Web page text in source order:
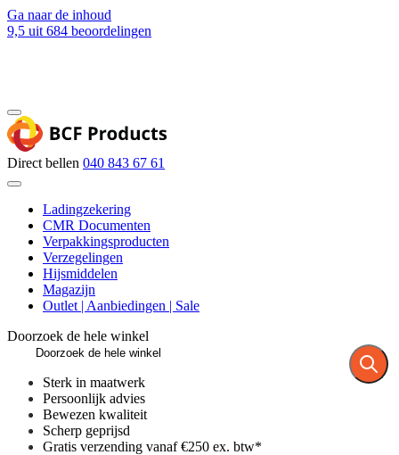
Ga naar de inhoud
9,5 uit 684 beoordelingen
Direct bellen 040 843 67 61
Ladingzekering
CMR Documenten
Verpakkingsproducten
Verzegelingen
Hijsmiddelen
Magazijn
Outlet | Aanbiedingen | Sale
Doorzoek de hele winkel
Sterk in maatwerk
Persoonlijk advies
Bewezen kwaliteit
Scherp geprijsd
Gratis verzending vanaf €250 ex. btw*